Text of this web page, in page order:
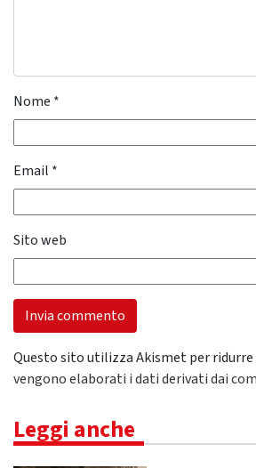
Nome *
Email *
Sito web
Questo sito utilizza Akismet per ridurre
vengono elaborati i dati derivati dai
Leggi anche